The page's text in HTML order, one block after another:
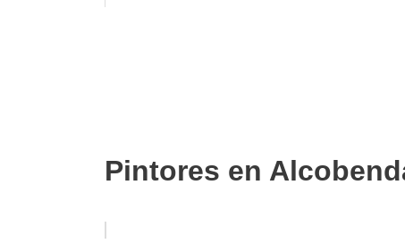
Pintores en